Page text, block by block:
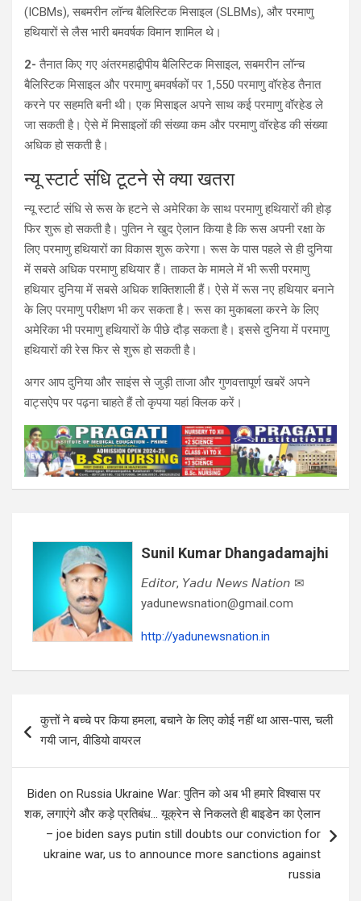
(ICBMs), सबमरीन लॉन्च बैलिस्टिक मिसाइल (SLBMs), और परमाणु
हथियारों से लैस भारी बमवर्षक विमान शामिल थे।
2-तैनात किए गए अंतरमहाद्वीपीय बैलिस्टिक मिसाइल, सबमरीन लॉन्च
बैलिस्टिक मिसाइल और परमाणु बमवर्षकों पर 1,550 परमाणु वॉरहेड तैनात
करने पर सहमति बनी थी। एक मिसाइल अपने साथ कई परमाणु वॉरहेड ले
जा सकती है। ऐसे में मिसाइलों की संख्या कम और परमाणु वॉरहेड की संख्या
अधिक हो सकती है।
न्यू स्टार्ट संधि टूटने से क्या खतरा
न्यू स्टार्ट संधि से रूस के हटने से अमेरिका के साथ परमाणु हथियारों की होड़
फिर शुरू हो सकती है। पुतिन ने खुद ऐलान किया है कि रूस अपनी रक्षा के
लिए परमाणु हथियारों का विकास शुरू करेगा। रूस के पास पहले से ही दुनिया
में सबसे अधिक परमाणु हथियार हैं। ताकत के मामले में भी रूसी परमाणु
हथियार दुनिया में सबसे अधिक शक्तिशाली हैं। ऐसे में रूस नए हथियार बनाने
के लिए परमाणु परीक्षण भी कर सकता है। रूस का मुकाबला करने के लिए
अमेरिका भी परमाणु हथियारों के पीछे दौड़ सकता है। इससे दुनिया में परमाणु
हथियारों की रेस फिर से शुरू हो सकती है।
अगर आप दुनिया और साइंस से जुड़ी ताजा और गुणवत्तापूर्ण खबरें अपने
वाट्सऐप पर पढ़ना चाहते हैं तो कृपया यहां क्लिक करें।
Sunil Kumar Dhangadamajhi
𝘌𝘥𝘪𝘵𝘰𝘳, 𝘠𝘢𝘥𝘶 𝘕𝘦𝘸𝘴 𝘕𝘢𝘵𝘪𝘰𝘯 ✉
yadunewsnation@gmail.com
http://yadunewsnation.in
navigation
कुत्तों ने बच्चे पर किया हमला, बचाने के लिए कोई नहीं था आस-पास, चली
गयी जान, वीडियो वायरल
Biden on Russia Ukraine War: पुतिन को अब भी हमारे विश्वास पर
शक, लगाएंगे और कड़े प्रतिबंध… यूक्रेन से निकलते ही बाइडेन का ऐलान
– joe biden says putin still doubts our conviction for
ukraine war, us to announce more sanctions against
russia